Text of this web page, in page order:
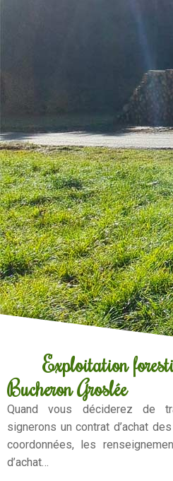
Exploitation
Bucheron Groslée
Quand vous déciderez de
signerons un contrat d’achat
coordonnées, les
d’achat…